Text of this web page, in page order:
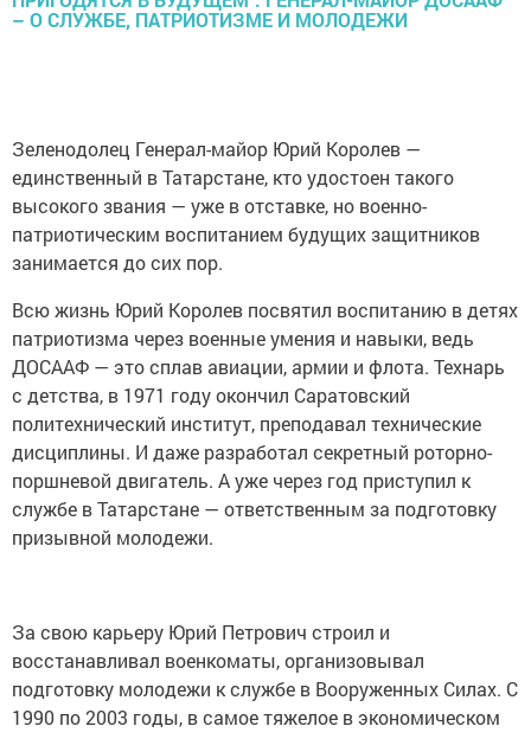
Зеленодолец Генерал-майор Юрий Королев —
единственный в Татарстане, кто удостоен такого
высокого звания — уже в отставке, но военно-
патриотическим воспитанием будущих защитников
занимается до сих пор.
Всю жизнь Юрий Королев посвятил воспитанию в детях
патриотизма через военные умения и навыки, ведь
ДОСААФ — это сплав авиации, армии и флота. Технарь
с детства, в 1971 году окончил Саратовский
политехнический институт, преподавал технические
дисциплины. И даже разработал секретный роторно-
поршневой двигатель. А уже через год приступил к
службе в Татарстане — ответственным за подготовку
призывной молодежи.
За свою карьеру Юрий Петрович строил и
восстанавливал военкоматы, организовывал
подготовку молодежи к службе в Вооруженных Силах. С
1990 по 2003 годы, в самое тяжелое в экономическом